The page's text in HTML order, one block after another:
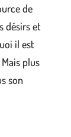
de
désirs et
il est
plus
son